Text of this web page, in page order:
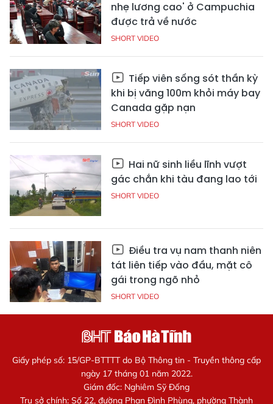
nhẹ lương cao' ở Campuchia
được trả về nước
SHORT VIDEO
Tiếp viên sống sót thần kỳ
khi bị văng 100m khỏi máy bay
Canada gặp nạn
SHORT VIDEO
Hai nữ sinh liều lĩnh vượt
gác chắn khi tàu đang lao tới
SHORT VIDEO
Điều tra vụ nam thanh niên
tát liên tiếp vào đầu, mặt cô
gái trong ngõ nhỏ
SHORT VIDEO
Giấy phép số: 15/GP-BTTTT do Bộ Thông tin - Truyền thông cấp
ngày 17 tháng 01 năm 2022.
Giám đốc: Nghiêm Sỹ Đống
Trụ sở chính: Số 22, đường Phan Đình Phùng, phường Thành